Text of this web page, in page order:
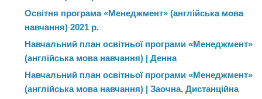
структурними підрозділами та бізнес-напрямами, здійснення
зв’язків між технологічною і економічною складовими, пошуку
та оцінки нових ринкових можливостей, формулювання
бізнес-ідей, забезпечення дотримання норм права, соціальної
відповідальності та етичних норм у професійній діяльності, а
також розуміння та застосування систем обліку, аудиту,
діагностики стану підприємства, планування та контролю
Освітня програма «Менеджмент» (англійська мова
навчання) 2021 р.
Навчальний план освітньої програми «Менеджмент»
(англійська мова навчання) | Денна
Навчальний план освітньої програми «Менеджмент»
(англійська мова навчання) | Заочна, Дистанційна